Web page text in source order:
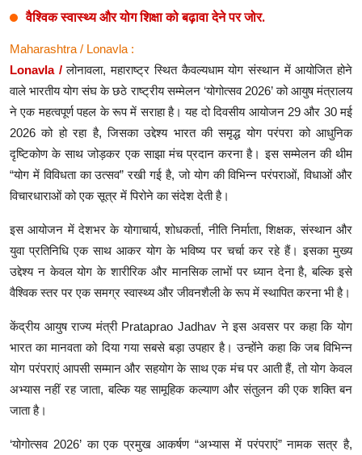
वैश्विक स्वास्थ्य और योग शिक्षा को बढ़ावा देने पर जोर.
Maharashtra / Lonavla :
Lonavla /लोनावला, महाराष्ट्र स्थित कैवल्यधाम योग संस्थान में आयोजित होने
वाले भारतीय योग संघ के छठे राष्ट्रीय सम्मेलन ‘योगोत्सव 2026’ को आयुष मंत्रालय
ने एक महत्वपूर्ण पहल के रूप में सराहा है। यह दो दिवसीय आयोजन 29 और 30 मई
2026 को हो रहा है, जिसका उद्देश्य भारत की समृद्ध योग परंपरा को आधुनिक
दृष्टिकोण के साथ जोड़कर एक साझा मंच प्रदान करना है। इस सम्मेलन की थीम
“योग में विविधता का उत्सव” रखी गई है, जो योग की विभिन्न परंपराओं, विधाओं और
विचारधाराओं को एक सूत्र में पिरोने का संदेश देती है।
इस आयोजन में देशभर के योगाचार्य, शोधकर्ता, नीति निर्माता, शिक्षक, संस्थान और
युवा प्रतिनिधि एक साथ आकर योग के भविष्य पर चर्चा कर रहे हैं। इसका मुख्य
उद्देश्य न केवल योग के शारीरिक और मानसिक लाभों पर ध्यान देना है, बल्कि इसे
वैश्विक स्तर पर एक समग्र स्वास्थ्य और जीवनशैली के रूप में स्थापित करना भी है।
केंद्रीय आयुष राज्य मंत्री Prataprao Jadhav ने इस अवसर पर कहा कि योग
भारत का मानवता को दिया गया सबसे बड़ा उपहार है। उन्होंने कहा कि जब विभिन्न
योग परंपराएं आपसी सम्मान और सहयोग के साथ एक मंच पर आती हैं, तो योग केवल
अभ्यास नहीं रह जाता, बल्कि यह सामूहिक कल्याण और संतुलन की एक शक्ति बन
जाता है।
‘योगोत्सव 2026’ का एक प्रमुख आकर्षण “अभ्यास में परंपराएं” नामक सत्र है,